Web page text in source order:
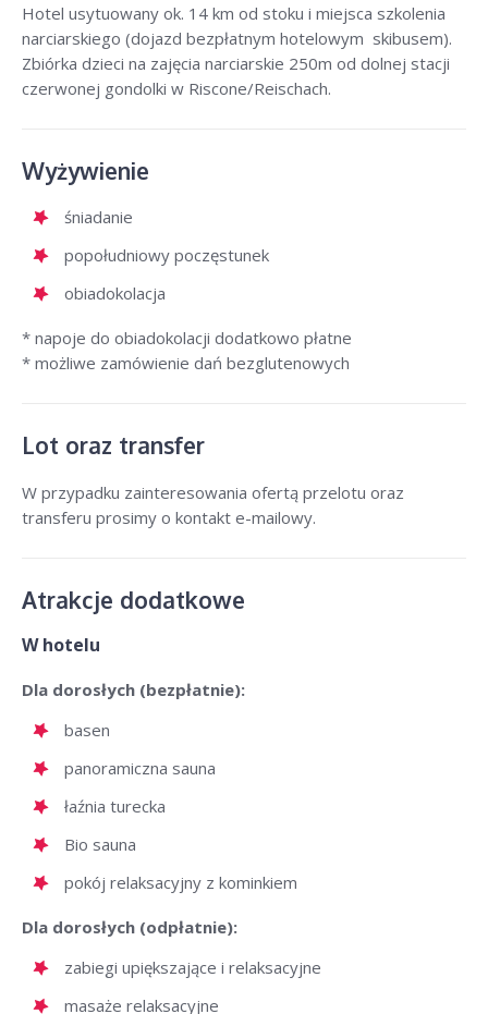
Hotel usytuowany ok. 14 km od stoku i miejsca szkolenia
narciarskiego (dojazd bezpłatnym hotelowym skibusem).
Zbiórka dzieci na zajęcia narciarskie 250m od dolnej stacji
czerwonej gondolki w Riscone/Reischach.
Wyżywienie
śniadanie
popołudniowy poczęstunek
obiadokolacja
* napoje do obiadokolacji dodatkowo płatne
* możliwe zamówienie dań bezglutenowych
Lot oraz transfer
W przypadku zainteresowania ofertą przelotu oraz
transferu prosimy o kontakt e-mailowy.
Atrakcje dodatkowe
W hotelu
Dla dorosłych (bezpłatnie):
basen
panoramiczna sauna
łaźnia turecka
Bio sauna
pokój relaksacyjny z kominkiem
Dla dorosłych (odpłatnie):
zabiegi upiększające i relaksacyjne
masaże relaksacyjne